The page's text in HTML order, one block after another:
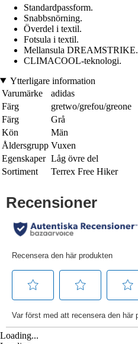
Standardpassform.
Snabbsnörning.
Överdel i textil.
Fotsula i textil.
Mellansula DREAMSTRIKE.
CLIMACOOL-teknologi.
Ytterligare information
Varumärke
adidas
Färg
gretwo/grefou/greone
Färg
Grå
Kön
Män
Åldersgrupp Vuxen
Egenskaper Låg övre del
Sortiment
Terrex Free Hiker
Loading...